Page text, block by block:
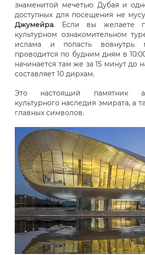
знаменитой мечетью Дубая и
доступных для посещения не
Джумейра. Если вы желаете
культурном ознакомительном
ислама и попасть вовнутрь
проводится по будним дням в
начинается там же за 15 минут до
составляет 10 дирхам.
Это настоящий памятник
культурного наследия эмирата, а
главных символов.